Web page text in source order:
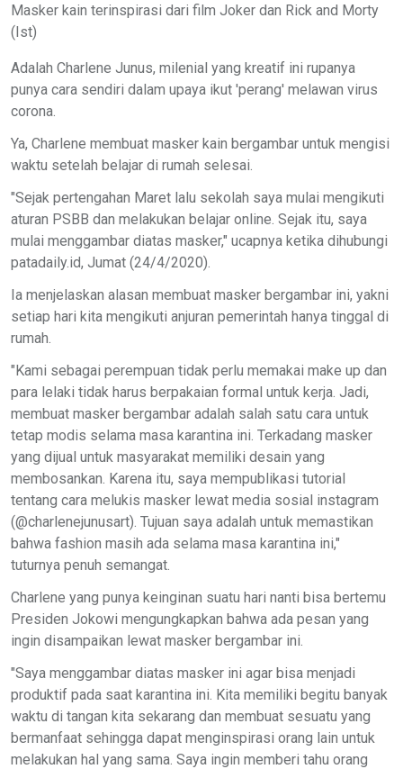
Masker kain terinspirasi dari film Joker dan Rick and Morty
(Ist)
Adalah Charlene Junus, milenial yang kreatif ini rupanya
punya cara sendiri dalam upaya ikut 'perang' melawan virus
corona.
Ya, Charlene membuat masker kain bergambar untuk mengisi
waktu setelah belajar di rumah selesai.
"Sejak pertengahan Maret lalu sekolah saya mulai mengikuti
aturan PSBB dan melakukan belajar online. Sejak itu, saya
mulai menggambar diatas masker," ucapnya ketika dihubungi
patadaily.id, Jumat (24/4/2020).
Ia menjelaskan alasan membuat masker bergambar ini, yakni
setiap hari kita mengikuti anjuran pemerintah hanya tinggal di
rumah.
"Kami sebagai perempuan tidak perlu memakai make up dan
para lelaki tidak harus berpakaian formal untuk kerja. Jadi,
membuat masker bergambar adalah salah satu cara untuk
tetap modis selama masa karantina ini. Terkadang masker
yang dijual untuk masyarakat memiliki desain yang
membosankan. Karena itu, saya mempublikasi tutorial
tentang cara melukis masker lewat media sosial instagram
(@charlenejunusart). Tujuan saya adalah untuk memastikan
bahwa fashion masih ada selama masa karantina ini,"
tuturnya penuh semangat.
Charlene yang punya keinginan suatu hari nanti bisa bertemu
Presiden Jokowi mengungkapkan bahwa ada pesan yang
ingin disampaikan lewat masker bergambar ini.
"Saya menggambar diatas masker ini agar bisa menjadi
produktif pada saat karantina ini. Kita memiliki begitu banyak
waktu di tangan kita sekarang dan membuat sesuatu yang
bermanfaat sehingga dapat menginspirasi orang lain untuk
melakukan hal yang sama. Saya ingin memberi tahu orang